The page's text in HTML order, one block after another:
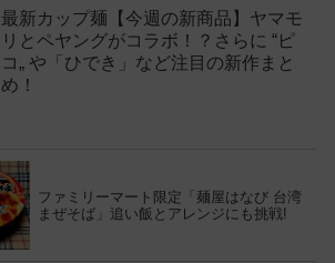
最新カップ麺【今週の新商品】ヤマモ
リとペヤングがコラボ！？さらに “ピ
コ„ や「ひでき」など注目の新作まと
め！
ファミリーマート限定「麺屋はなび 台湾
まぜそば」追い飯とアレンジにも挑戦!